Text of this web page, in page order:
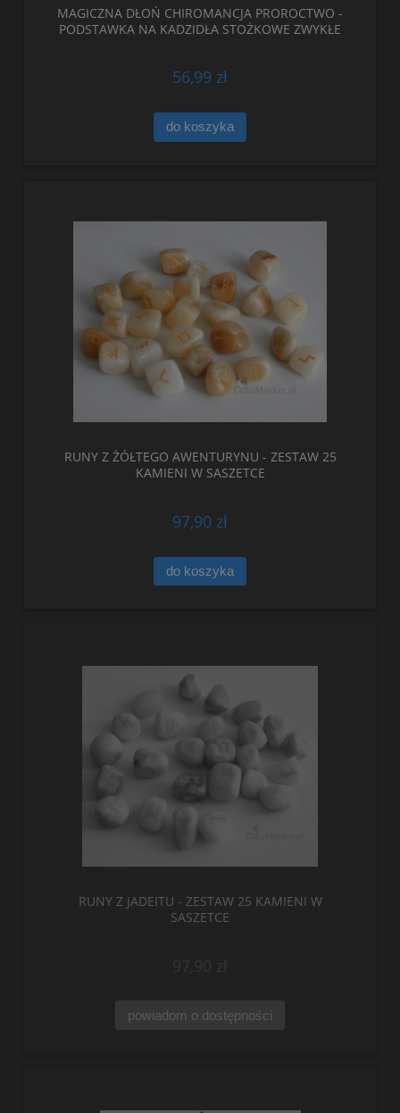
MAGICZNA DŁOŃ CHIROMANCJA PROROCTWO -
PODSTAWKA NA KADZIDŁA STOŻKOWE ZWYKŁE
56,99 zł
do koszyka
RUNY Z ŻÓŁTEGO AWENTURYNU - ZESTAW 25
KAMIENI W SASZETCE
97,90 zł
do koszyka
RUNY Z JADEITU - ZESTAW 25 KAMIENI W
SASZETCE
powiadom o dostępności